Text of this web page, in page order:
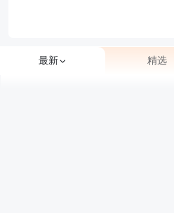
最新 精选